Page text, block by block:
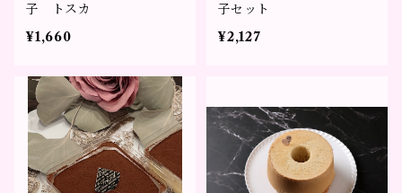
子 トスカ
¥1,660
子セット
¥2,127